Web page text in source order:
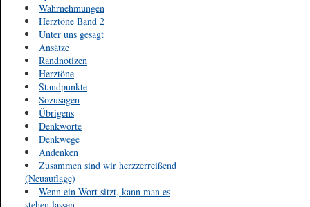
Wahrnehmungen
Herztöne Band 2
Unter uns gesagt
Ansätze
Randnotizen
Herztöne
Standpunkte
Sozusagen
Übrigens
Denkworte
Denkwege
Andenken
Zusammen sind wir herzzerreißend
(Neuauflage)
Wenn ein Wort sitzt, kann man es